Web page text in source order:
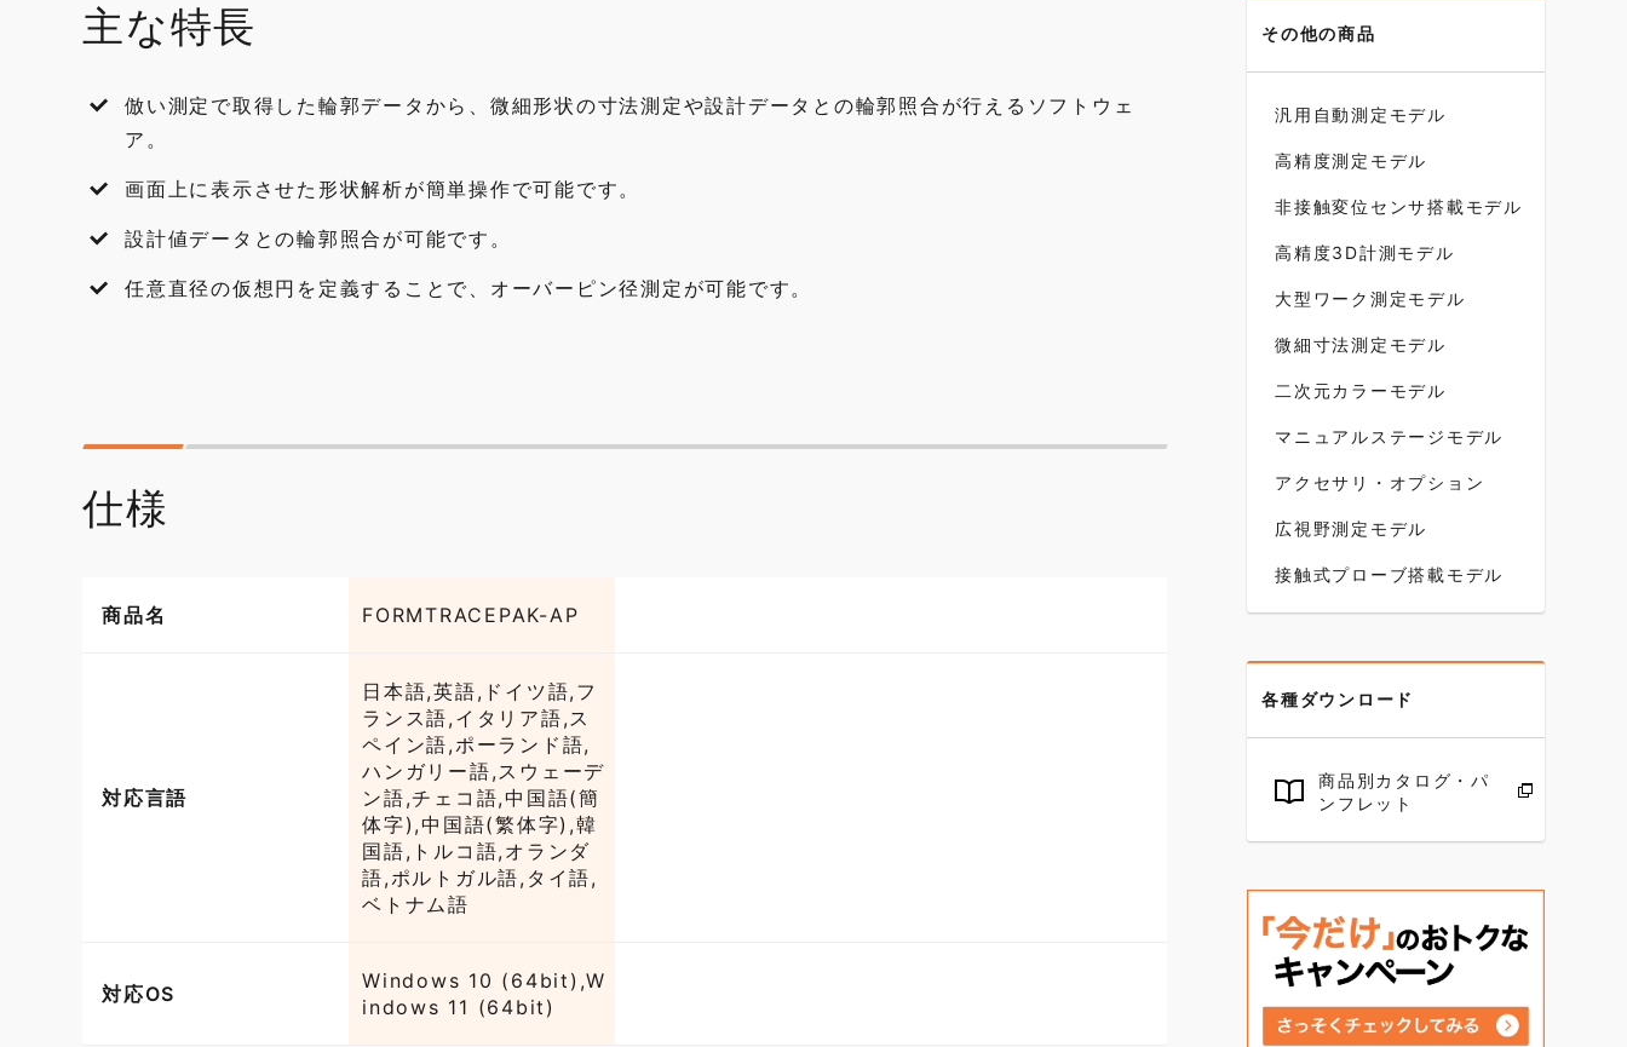
主な特長
倣い測定で取得した輪郭データから、微細形状の寸法測定や設計データとの輪郭照合が行えるソフトウェ
ア。
画面上に表示させた形状解析が簡単操作で可能です。
設計値データとの輪郭照合が可能です。
任意直径の仮想円を定義することで、オーバーピン径測定が可能です。
仕様
商品名 FORMTRACEPAK-AP
対応言語
日本語,英語,ドイツ語,フ
ランス語,イタリア語,ス
ペイン語,ポーランド語,
ハンガリー語,スウェーデ
ン語,チェコ語,中国語(簡
体字),中国語(繁体字),韓
国語,トルコ語,オランダ
語,ポルトガル語,タイ語,
ベトナム語
対応OS
Windows 10 (64bit),W
indows 11 (64bit)
その他の商品
汎用自動測定モデル
高精度測定モデル
非接触変位センサ搭載モデル
高精度3D計測モデル
大型ワーク測定モデル
微細寸法測定モデル
二次元カラーモデル
マニュアルステージモデル
アクセサリ・オプション
広視野測定モデル
接触式プローブ搭載モデル
各種ダウンロード
商品別カタログ・パ
ンフレット